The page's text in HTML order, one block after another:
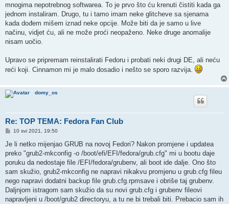
mnogima nepotrebnog softwarea. To je prvo što ću krenuti čistiti kada ga
jednom instaliram. Drugo, tu i tamo imam neke glitcheve sa sjenama
kada dođem mišem iznad neke opcije. Može biti da je samo u live
načinu, vidjet ću, ali ne može proći neopaženo. Neke druge anomalije
nisam uočio.
Upravo se pripremam reinstalirati Fedoru i probati neki drugi DE, ali neću
reći koji. Cinnamon mi je malo dosadio i nešto se sporo razvija.
domy_os
Re: TOP TEMA: Fedora Fan Club
P
s
10 svi 2021, 19:50
Je li netko mijenjao GRUB na novoj Fedori? Nakon promjene i updatea
preko "grub2-mkconfig -o /boot/efi/EFI/fedora/grub.cfg" mi u bootu daje
poruku da nedostaje file /EFI/fedora/grubenv, ali boot ide dalje. Ono što
sam skužio, grub2-mkconfig ne napravi nikakvu promjenu u grub.cfg fileu
nego napravi dodatni backup file grub.cfg.rpmsave i obriše taj grubenv.
Daljnjom istragom sam skužio da su novi grub.cfg i grubenv fileovi
napravljeni u /boot/grub2 directoryu, a tu ne bi trebali biti. Prebacio sam ih